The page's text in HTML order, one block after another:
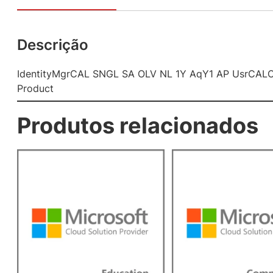
Descrição
IdentityMgrCAL SNGL SA OLV NL 1Y AqY1 AP
Product
Produtos relacionados